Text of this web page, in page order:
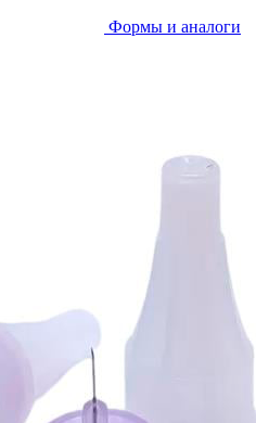
Формы и аналоги